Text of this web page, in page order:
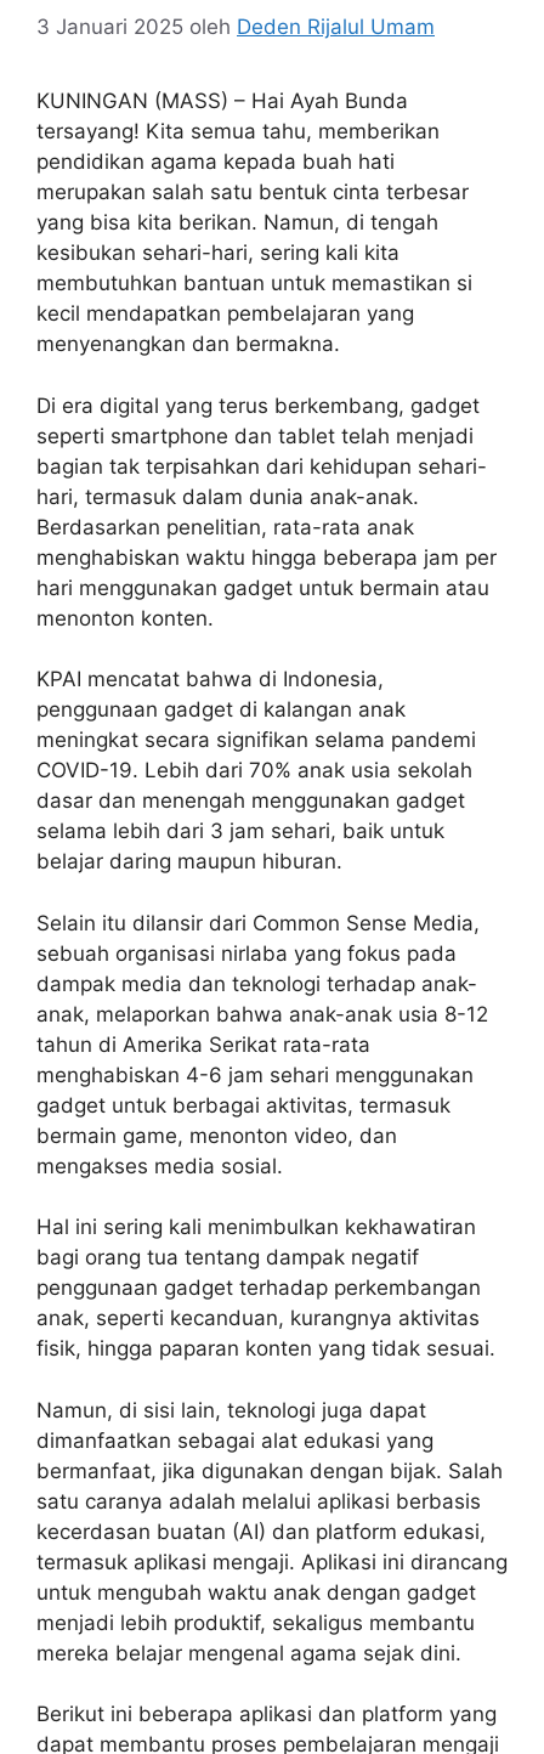
3 Januari 2025 oleh Deden Rijalul Umam
KUNINGAN (MASS) – Hai Ayah Bunda
tersayang! Kita semua tahu, memberikan
pendidikan agama kepada buah hati
merupakan salah satu bentuk cinta terbesar
yang bisa kita berikan. Namun, di tengah
kesibukan sehari-hari, sering kali kita
membutuhkan bantuan untuk memastikan si
kecil mendapatkan pembelajaran yang
menyenangkan dan bermakna.
Di era digital yang terus berkembang, gadget
seperti smartphone dan tablet telah menjadi
bagian tak terpisahkan dari kehidupan sehari-
hari, termasuk dalam dunia anak-anak.
Berdasarkan penelitian, rata-rata anak
menghabiskan waktu hingga beberapa jam per
hari menggunakan gadget untuk bermain atau
menonton konten.
KPAI mencatat bahwa di Indonesia,
penggunaan gadget di kalangan anak
meningkat secara signifikan selama pandemi
COVID-19. Lebih dari 70% anak usia sekolah
dasar dan menengah menggunakan gadget
selama lebih dari 3 jam sehari, baik untuk
belajar daring maupun hiburan.
Selain itu dilansir dari Common Sense Media,
sebuah organisasi nirlaba yang fokus pada
dampak media dan teknologi terhadap anak-
anak, melaporkan bahwa anak-anak usia 8-12
tahun di Amerika Serikat rata-rata
menghabiskan 4-6 jam sehari menggunakan
gadget untuk berbagai aktivitas, termasuk
bermain game, menonton video, dan
mengakses media sosial.
Hal ini sering kali menimbulkan kekhawatiran
bagi orang tua tentang dampak negatif
penggunaan gadget terhadap perkembangan
anak, seperti kecanduan, kurangnya aktivitas
fisik, hingga paparan konten yang tidak sesuai.
Namun, di sisi lain, teknologi juga dapat
dimanfaatkan sebagai alat edukasi yang
bermanfaat, jika digunakan dengan bijak. Salah
satu caranya adalah melalui aplikasi berbasis
kecerdasan buatan (AI) dan platform edukasi,
termasuk aplikasi mengaji. Aplikasi ini dirancang
untuk mengubah waktu anak dengan gadget
menjadi lebih produktif, sekaligus membantu
mereka belajar mengenal agama sejak dini.
Berikut ini beberapa aplikasi dan platform yang
dapat membantu proses pembelajaran mengaji